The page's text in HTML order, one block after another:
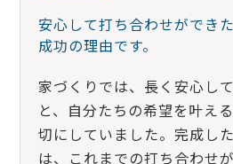
安心して打ち合わせができ
成功の理由です。
家づくりでは、長く安心し
と、自分たちの希望を叶え
切にしていました。完成し
は、これまでの打ち合わせ